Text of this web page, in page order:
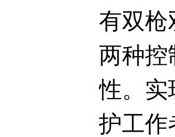
有双枪
两种控
性。实
护工作